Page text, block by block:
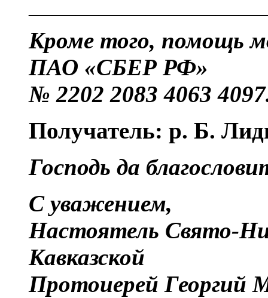
Кроме того, помощь
ПАО «СБЕР РФ»
№ 2202 2083 4063
Получатель: р. Б.
Господь да
С уважением,
Настоятель Свято-
Кавказской
Протоиерей Георгий